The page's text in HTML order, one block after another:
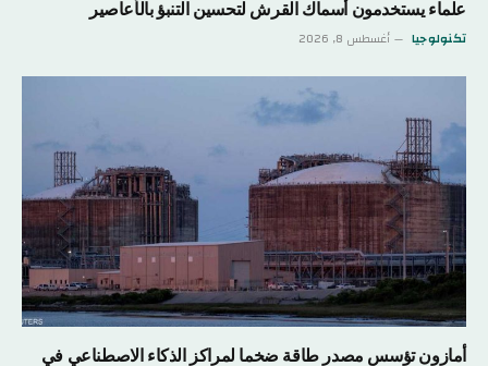
علماء يستخدمون أسماك القرش لتحسين التنبؤ بالأعاصير
تكنولوجيا أغسطس 8, 2026
أمازون تؤسس مصدر طاقة ضخما لمراكز الذكاء الاصطناعي في